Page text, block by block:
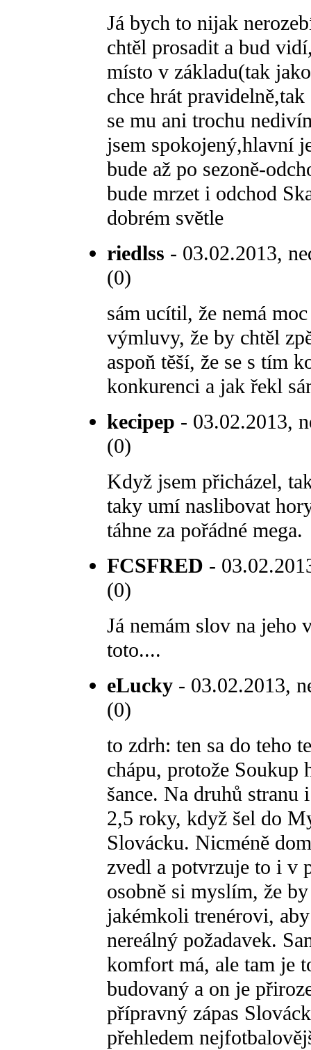
Já bych to nijak
chtěl prosadit a bud
místo v základu(tak
chce hrát
se mu ani trochu
jsem spokojený,hlavní
bude až po sezoně-
bude mrzet i odchod
dobrém světle
riedlss - 03.02.2013,
(0)
sám ucítil, že nemá
výmluvy, že by chtěl
aspoň těší, že se s tím
konkurenci a jak řekl
kecipep - 03.02.2013,
(0)
Když jsem přicházel,
taky umí naslibovat
táhne za pořádné mega.
FCSFRED -
(0)
Já nemám slov na jeho
toto....
eLucky - 03.02.2013,
(0)
to zdrh: ten sa do teho
chápu, protože Soukup
šance. Na druhů stranu
2,5 roky, když šel do
Slovácku. Nicméně
zvedl a potvrzuje to i v
osobně si myslím, že
jakémkoli trenérovi,
nereálný požadavek.
komfort má, ale tam je
budovaný a on je
přípravný zápas
přehledem